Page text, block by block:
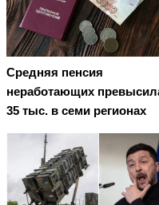
Средняя пенсия
неработающих
35 тыс. в семи регионах